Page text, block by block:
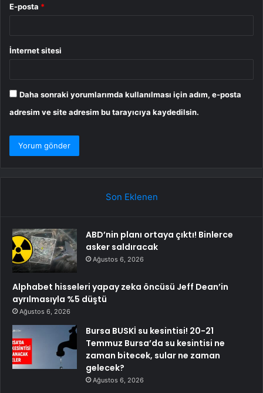
E-posta *
İnternet sitesi
Daha sonraki yorumlarımda kullanılması için adım, e-posta
adresim ve site adresim bu tarayıcıya kaydedilsin.
Son Eklenen
ABD’nin planı ortaya çıktı! Binlerce
asker saldıracak
Ağustos 6, 2026
Alphabet hisseleri yapay zeka öncüsü Jeff Dean’in
ayrılmasıyla %5 düştü
Ağustos 6, 2026
Bursa BUSKİ su kesintisi! 20-21
Temmuz Bursa’da su kesintisi ne
zaman bitecek, sular ne zaman
gelecek?
Ağustos 6, 2026